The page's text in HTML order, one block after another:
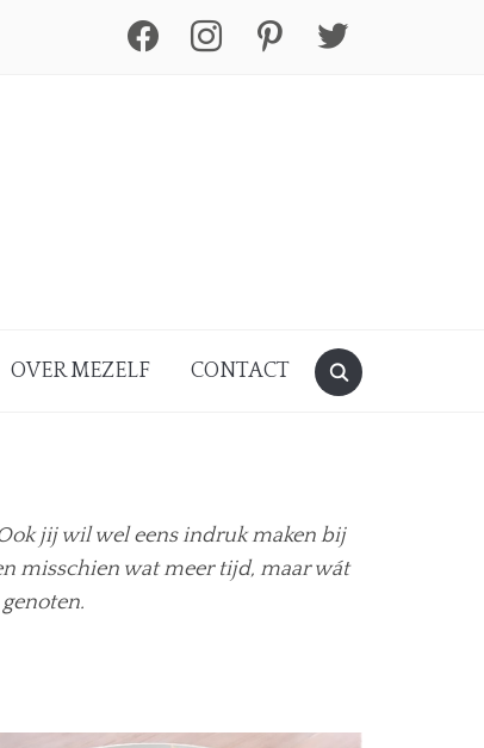
facebook instagram pinterest twitter
OVER MEZELF CONTACT
jij wil wel eens indruk maken bij
misschien wat meer tijd, maar wát